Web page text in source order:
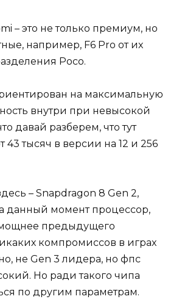
– это не только премиум, но
например, F6 Pro от их
Poco.
на максимальную
внутри при невысокой
давай разберем, что тут
43 тысяч в версии на 12 и 256
– Snapdragon 8 Gen 2,
данный момент процессор,
предыдущего
компромиссов в играх
не Gen 3 лидера, но фпс
Но ради такого чипа
по другим параметрам.